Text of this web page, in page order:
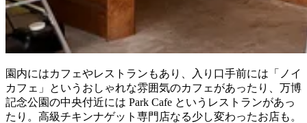
園内にはカフェやレストランもあり、入り口手前には「ノイ
カフェ」というおしゃれな雰囲気のカフェがあったり、万博
記念公園の中央付近には Park Cafe というレストランがあっ
たり。高級チキンナゲット専門店なる少し変わったお店も。